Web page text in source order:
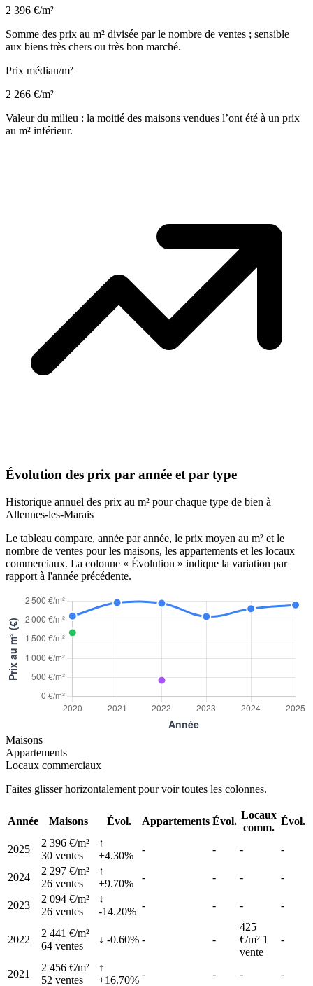
2 396 €/m²
Somme des prix au m² divisée par le nombre de ventes ; sensible
aux biens très chers ou très bon marché.
Prix médian/m²
2 266 €/m²
Valeur du milieu : la moitié des maisons vendues l’ont été à un prix
au m² inférieur.
Évolution des prix par année et par type
Historique annuel des prix au m² pour chaque type de bien à
Allennes-les-Marais
Le tableau compare, année par année, le prix moyen au m² et le
nombre de ventes pour les maisons, les appartements et les locaux
commerciaux. La colonne « Évolution » indique la variation par
rapport à l'année précédente.
Maisons
Appartements
Locaux commerciaux
Faites glisser horizontalement pour voir toutes les colonnes.
Année Maisons Évol. Appartements Évol.
Locaux
comm.
Évol.
2025
2 396 €/m²
30 ventes
↑
+4.30%
- - - -
2024
2 297 €/m²
26 ventes
↑
+9.70%
- - - -
2023
2 094 €/m²
26 ventes
↓
-14.20%
- - - -
2022
2 441 €/m²
64 ventes
↓ -0.60% - -
425
€/m² 1
vente
-
2021
2 456 €/m²
52 ventes
↑
+16.70%
- - - -